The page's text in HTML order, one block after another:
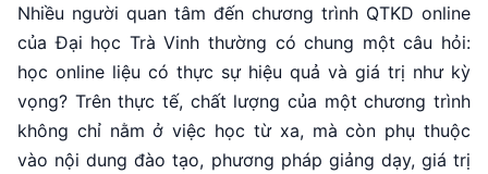
Nhiều người quan tâm đến chương trình QTKD online
của Đại học Trà Vinh thường có chung một câu hỏi:
học online liệu có thực sự hiệu quả và giá trị như kỳ
vọng? Trên thực tế, chất lượng của một chương trình
không chỉ nằm ở việc học từ xa, mà còn phụ thuộc
vào nội dung đào tạo, phương pháp giảng dạy, giá trị